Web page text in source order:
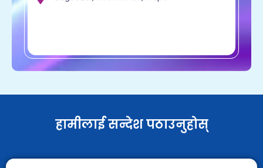
हामीलाई सन्देश पठाउनुहोस्